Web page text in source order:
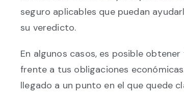
seguro aplicables que puedan
su veredicto.
En algunos casos, es posible
frente a tus obligaciones
llegado a un punto en el que quede